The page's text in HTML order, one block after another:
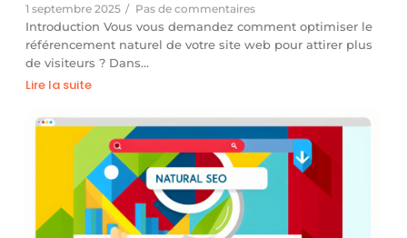
1 septembre 2025 / Pas de commentaires
Introduction Vous vous demandez comment optimiser le
référencement naturel de votre site web pour attirer plus
de visiteurs ? Dans…
Lire la suite